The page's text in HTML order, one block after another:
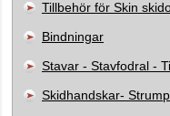
Tillbehör för Skin
Bindningar
Stavar - Stavfodral -
Skidhandskar-